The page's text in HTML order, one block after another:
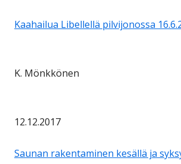
Kaahailua Libellellä pilvijonossa
K. Mönkkönen
12.12.2017
Saunan rakentaminen kesällä ja